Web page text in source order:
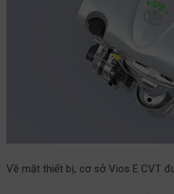
Về mặt thiết bị, cơ sở Vios E CVT